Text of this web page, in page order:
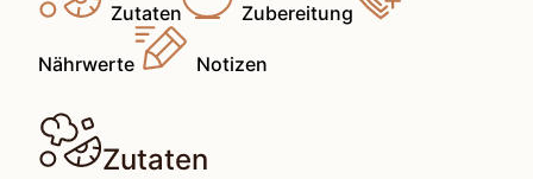
Zutaten Zubereitung
Nährwerte Notizen
Zutaten